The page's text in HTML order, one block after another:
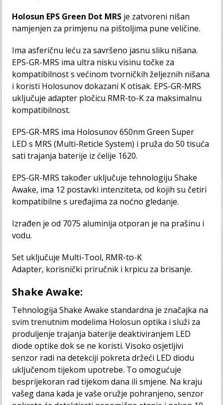
Holosun EPS Green Dot MRS je zatvoreni nišan
namjenjen za primjenu na pištoljima pune veličine.
Ima asferičnu leću za savršeno jasnu sliku nišana.
EPS-GR-MRS ima ultra nisku visinu točke za
kompatibilnost s većinom tvorničkih željeznih nišana
i koristi Holosunov dokazani K otisak. EPS-GR-MRS
uključuje adapter pločicu RMR-to-K za maksimalnu
kompatibilnost.
EPS-GR-MRS ima Holosunov 650nm Green Super
LED s MRS (Multi-Reticle System) i pruža do 50 tisuća
sati trajanja baterije iz ćelije 1620.
EPS-GR-MRS također uključuje tehnologiju Shake
Awake, ima 12 postavki intenziteta, od kojih su četiri
kompatibilne s uređajima za noćno gledanje.
Izrađen je od 7075 aluminija otporan je na prašinu i
vodu.
Set uključuje Multi-Tool, RMR-to-K
Adapter, korisnički priručnik i krpicu za brisanje.
Shake Awake:
Tehnologija Shake Awake standardna je značajka na
svim trenutnim modelima Holosun optika i služi za
produljenje trajanja baterije deaktiviranjem LED
diode optike dok se ne koristi. Visoko osjetljivi
senzor radi na detekciji pokreta držeći LED diodu
uključenom tijekom upotrebe. To omogućuje
besprijekoran rad tijekom dana ili smjene. Na kraju
vašeg dana kada je vaše oružje pohranjeno, senzor